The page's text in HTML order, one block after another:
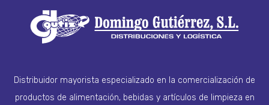
Distribuidor mayorista especializado en la comercialización de
productos de alimentación, bebidas y artículos de limpieza en